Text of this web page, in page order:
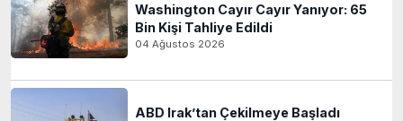
Washington Cayır Cayır Yanıyor: 65
Bin Kişi Tahliye Edildi
04 Ağustos 2026
ABD Irak’tan Çekilmeye Başladı